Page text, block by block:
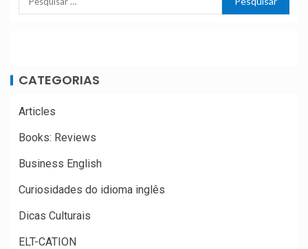
CATEGORIAS
Articles
Books: Reviews
Business English
Curiosidades do idioma inglês
Dicas Culturais
ELT-CATION